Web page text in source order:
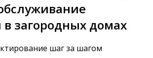
в загородных домах
шаг за шагом